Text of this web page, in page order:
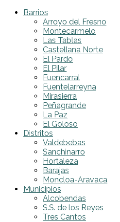
Barrios
Arroyo del Fresno
Montecarmelo
Las Tablas
Castellana Norte
El Pardo
El Pilar
Fuencarral
Fuentelarreyna
Mirasierra
Peñagrande
La Paz
El Goloso
Distritos
Valdebebas
Sanchinarro
Hortaleza
Barajas
Moncloa-Aravaca
Municipios
Alcobendas
S.S. de los Reyes
Tres Cantos